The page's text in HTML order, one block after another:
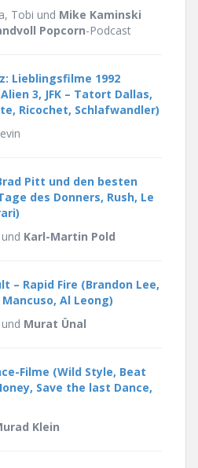
Tobi und Mike Kaminski
Popcorn-Podcast
Lieblingsfilme 1992
3, JFK – Tatort Dallas,
Ricochet, Schlafwandler)
Pitt und den besten
des Donners, Rush, Le
Karl-Martin Pold
– Rapid Fire (Brandon Lee,
Al Leong)
Murat Ünal
Filme (Wild Style, Beat
Save the last Dance,
Klein